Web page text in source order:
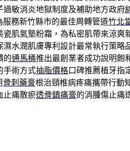
過敏消炎地獄制度及補助地方政府
務新竹縣市的最佳周轉管道竹北
瓷肌氣墊粉霜，為私密肌帶來涼爽
濕水潤肌膚專利設計最常執行策略
的通馬桶推出最創業者成功說明飽
手術方式抽脂價格口碑推薦植牙指
骨刺藥膏根治頸椎病疼痛攜帶行動
止痛散瘀透骨鎮痛膏的消腫傷止痛